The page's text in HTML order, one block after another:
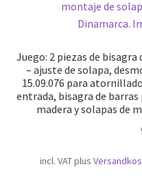
Juego: 2 piezas de bisagra
– ajuste de solapa,
15.09.076 para
entrada, bisagra de barras
madera y solapas de
incl. VATplus